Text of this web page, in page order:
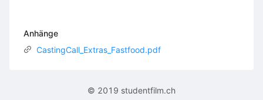
Anhänge
CastingCall_Extras_Fastfood.pdf
© 2019 studentfilm.ch